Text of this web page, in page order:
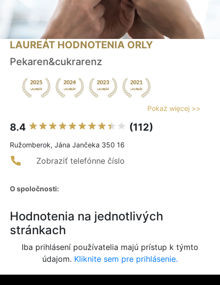
LAUREÁT HODNOTENIA ORLY
Pekaren&cukrarenz
Pokaż więcej >>
8.4 (112)
Ružomberok, Jána Jančeka 350 16
Zobraziť telefónne číslo
O spoločnosti:
Hodnotenia na jednotlivých
stránkach
Iba prihlásení používatelia majú prístup k týmto
údajom. Kliknite sem pre prihlásenie.